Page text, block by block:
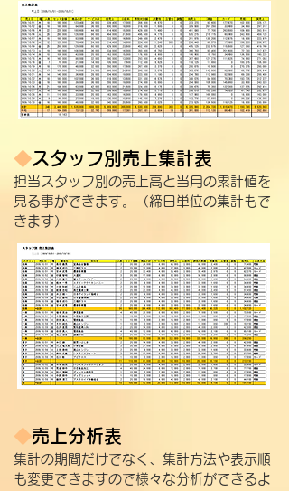
◆スタッフ別売上集計表
担当スタッフ別の売上高と当月の累計値を
見る事ができます。​（締日単位の集計もで
きます）
◆売上分析表
集計の期間だけでなく、集計方法や​表示順
も変更できますので様々な分析ができるよ